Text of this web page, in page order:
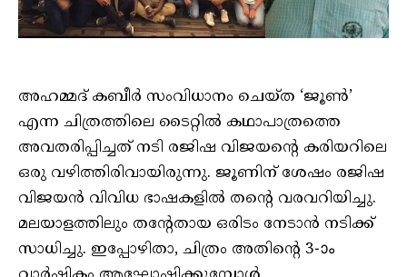
അഹമ്മദ് കബീർ സംവിധാനം ചെയ്ത ‘ജൂൺ’
എന്ന ചിത്രത്തിലെ ടൈറ്റിൽ കഥാപാത്രത്തെ
അവതരിപ്പിച്ചത് നടി രജിഷ വിജയന്റെ കരിയറിലെ
ഒരു വഴിത്തിരിവായിരുന്നു. ജൂണിന്‌ ശേഷം രജിഷ
വിജയൻ വിവിധ ഭാഷകളിൽ തന്റെ വരവറിയിച്ചു.
മലയാളത്തിലും തന്റേതായ ഒരിടം നേടാൻ നടിക്ക്
സാധിച്ചു. ഇപ്പോഴിതാ, ചിത്രം അതിന്റെ 3-ാം